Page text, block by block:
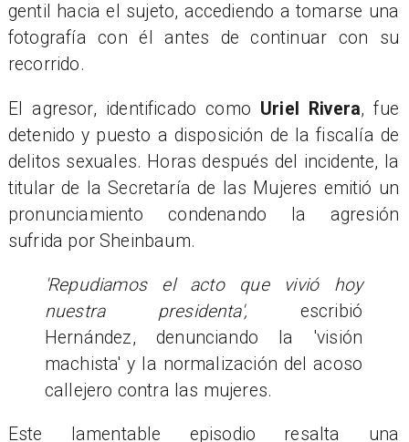
gentil hacia el sujeto, accediendo a tomarse una
fotografía con él antes de continuar con su
recorrido.
El agresor, identificado como Uriel Rivera, fue
detenido y puesto a disposición de la fiscalía de
delitos sexuales. Horas después del incidente, la
titular de la Secretaría de las Mujeres emitió un
pronunciamiento condenando la agresión
sufrida por Sheinbaum.
'Repudiamos el acto que vivió hoy
nuestra presidenta', escribió
Hernández, denunciando la 'visión
machista' y la normalización del acoso
callejero contra las mujeres.
Este lamentable episodio resalta una